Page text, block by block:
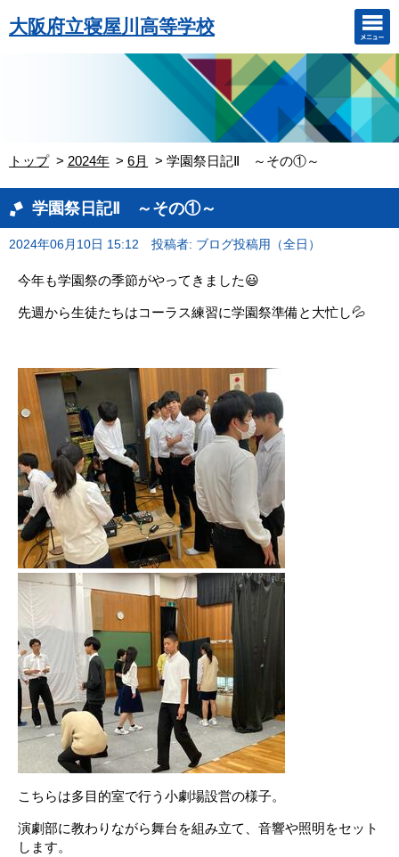
大阪府立寝屋川高等学校
トップ 2024年 6月 学園祭日記Ⅱ ～その①～
学園祭日記Ⅱ ～その①～
2024年06月10日 15:12 投稿者: ブログ投稿用（全日）
今年も学園祭の季節がやってきました😃
先週から生徒たちはコーラス練習に学園祭準備と大忙し💦
こちらは多目的室で行う小劇場設営の様子。
演劇部に教わりながら舞台を組み立て、音響や照明をセット
します。